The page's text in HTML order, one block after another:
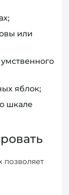
или
яблок;
шкале